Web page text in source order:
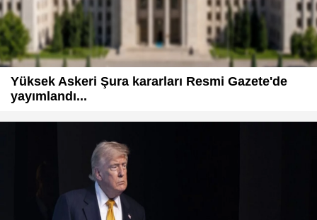
Yüksek Askeri Şura kararları Resmi Gazete'de
yayımlandı...